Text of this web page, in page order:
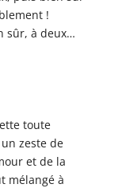
!
sûr, à deux…
toute
zeste de
et de la
mélangé à